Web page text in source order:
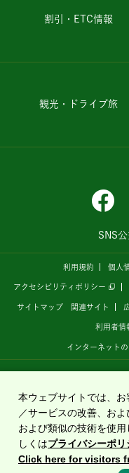
割引・ETC情報
観光・ドライブ旅
SNS
利用規約 個人
アクセシビリティポリシー
サイトマップ 関連サイト
利用者情
インターネット
運営しています。
Copyright©2020
本ウェブサイトでは、
／サービスの改善、お
および類似の技術を使
しくはプライバシーポリ
Click here for visitors